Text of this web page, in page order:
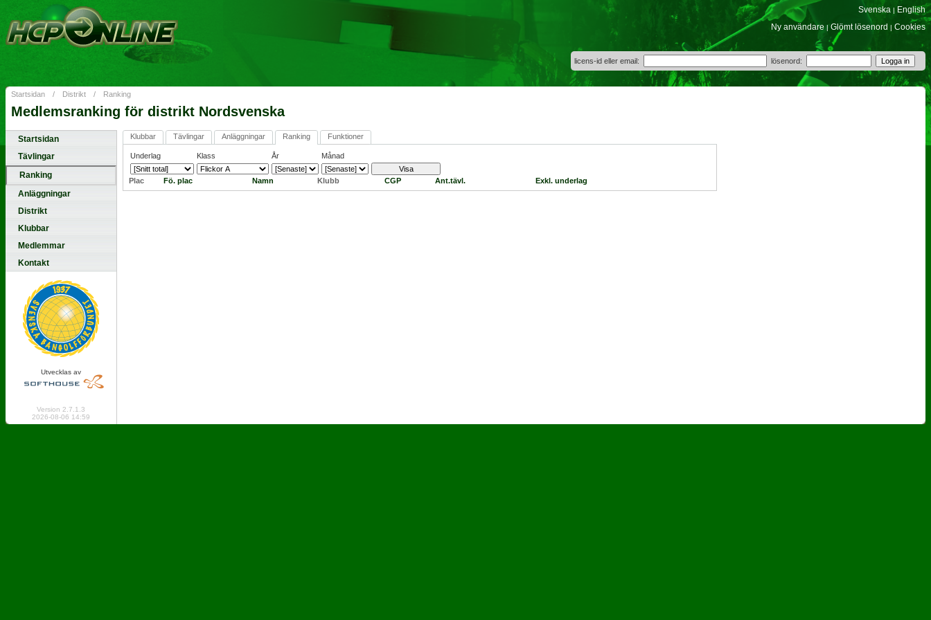
Svenska | English
Ny användare | Glömt lösenord | Cookies
licens-id eller email: lösenord:
Startsidan / Distrikt / Ranking
Medlemsranking för distrikt Nordsvenska
Startsidan
Tävlingar
Ranking
Anläggningar
Distrikt
Klubbar
Medlemmar
Kontakt
Utvecklas av
Version 2.7.1.3
2026-08-06 14:59
Klubbar Tävlingar Anläggningar Ranking Funktioner
Underlag Klass År Månad
Plac Fö. plac Namn Klubb CGP Ant.tävl. Exkl. underlag